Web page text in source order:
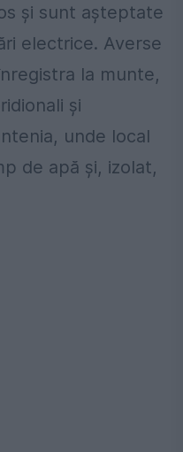
și sunt așteptate
electrice. Averse
la munte,
și
unde local
de apă și, izolat,